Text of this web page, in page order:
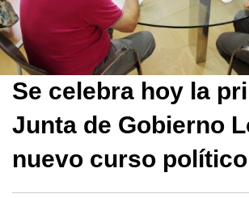
Se celebra hoy la
Junta de Gobierno
nuevo curso político